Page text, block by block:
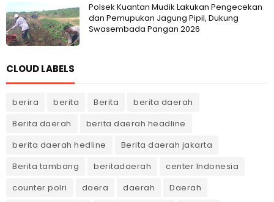
Polsek Kuantan Mudik Lakukan Pengecekan
dan Pemupukan Jagung Pipil, Dukung
Swasembada Pangan 2026
CLOUD LABELS
berira berita Berita
berita daerah
Berita daerah
berita daerah headline
berita daerah hedline
Berita daerah jakarta
Berita tambang
beritadaerah
center Indonesia
counter polri
daera daerah
Daerah